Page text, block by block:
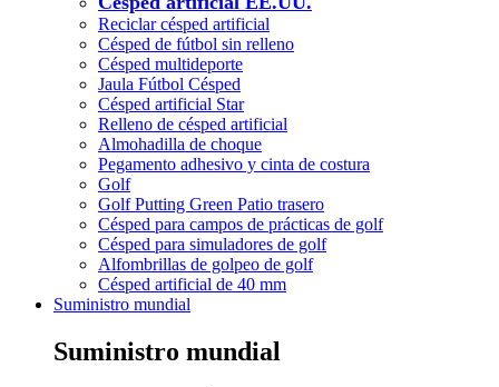
Reciclar césped artificial
Césped de fútbol sin relleno
Césped multideporte
Jaula Fútbol Césped
Césped artificial Star
Relleno de césped artificial
Almohadilla de choque
Pegamento adhesivo y cinta de costura
Golf
Golf Putting Green Patio trasero
Césped para campos de prácticas de golf
Césped para simuladores de golf
Alfombrillas de golpeo de golf
Césped artificial de 40 mm
Suministro mundial
Suministro mundial